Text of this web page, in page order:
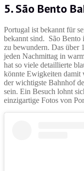
5. São Bento
Portugal ist bekannt für
bekannt sind. São Bento
zu bewundern. Das über
jeden Nachmittag in
hat so viele detaillierte
könnte Ewigkeiten damit
der wichtigste Bahnhof
sein. Ein Besuch lohnt
einzigartige Fotos von